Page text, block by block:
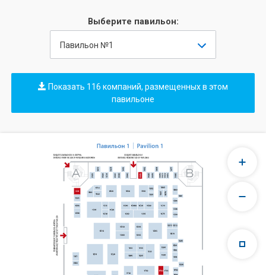
Выберите павильон:
Павильон №1
Показать 116 компаний, размещенных в этом
павильоне